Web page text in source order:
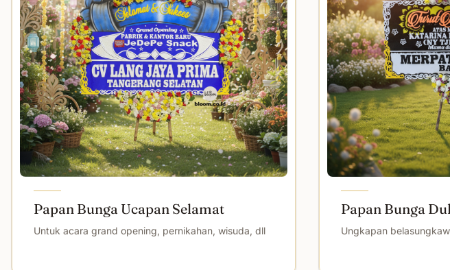
Papan Bunga Ucapan Selamat
Untuk acara grand opening, pernikahan, wisuda, dll
Papan Bunga
Ungkapan